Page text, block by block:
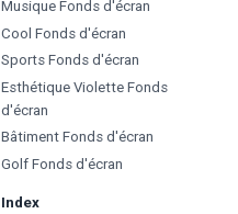
Musique Fonds d'écran
Cool Fonds d'écran
Sports Fonds d'écran
Esthétique Violette Fonds
d'écran
Bâtiment Fonds d'écran
Golf Fonds d'écran
Index